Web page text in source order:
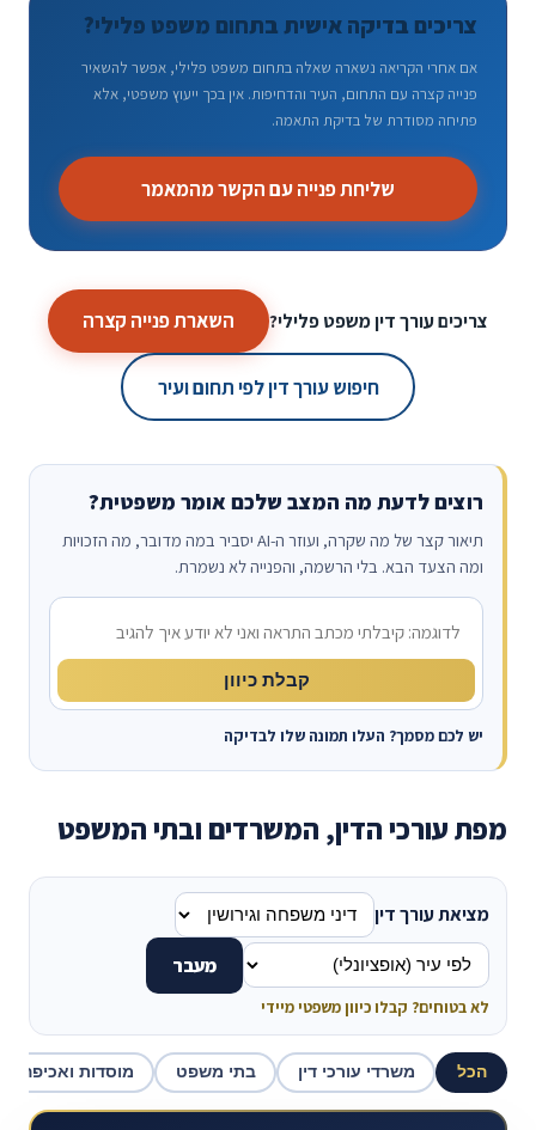
צריכים בדיקה אישית בתחום משפט פלילי?
אם אחרי הקריאה נשארה שאלה בתחום משפט פלילי, אפשר להשאיר
פנייה קצרה עם התחום, העיר והדחיפות. אין בכך ייעוץ משפטי, אלא
פתיחה מסודרת של בדיקת התאמה.
שליחת פנייה עם הקשר מהמאמר
צריכים עורך דין משפט פלילי? השארת פנייה קצרה
חיפוש עורך דין לפי תחום ועיר
רוצים לדעת מה המצב שלכם אומר משפטית?
תיאור קצר של מה שקרה, ועוזר ה-AI יסביר במה מדובר, מה הזכויות
ומה הצעד הבא. בלי הרשמה, והפנייה לא נשמרת.
מה קרה?
קבלת כיוון
יש לכם מסמך? העלו תמונה שלו לבדיקה
מפת עורכי הדין, המשרדים ובתי המשפט
מציאת עורך דין
מעבר
לא בטוחים? קבלו כיוון משפטי מיידי
הכל משרדי עורכי דין בתי משפט מוסדות ואכיפה